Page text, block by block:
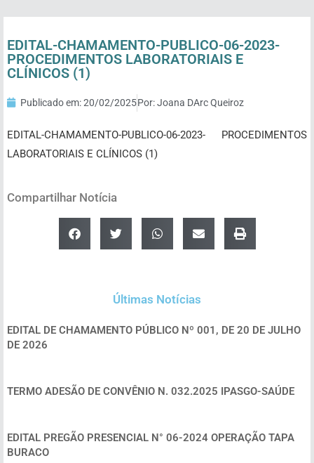
EDITAL-CHAMAMENTO-PUBLICO-06-2023-
PROCEDIMENTOS LABORATORIAIS E
CLÍNICOS (1)
Publicado em:20/02/2025Por:Joana DArc Queiroz
EDITAL-CHAMAMENTO-PUBLICO-06-2023- PROCEDIMENTOS
LABORATORIAIS E CLÍNICOS (1)
Compartilhar Notícia
Últimas Notícias
EDITAL DE CHAMAMENTO PÚBLICO Nº 001, DE 20 DE JULHO
DE 2026
TERMO ADESÃO DE CONVÊNIO N. 032.2025 IPASGO-SAÚDE
EDITAL PREGÃO PRESENCIAL N° 06-2024 OPERAÇÃO TAPA
BURACO